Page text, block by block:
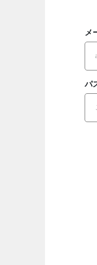
メ
パ